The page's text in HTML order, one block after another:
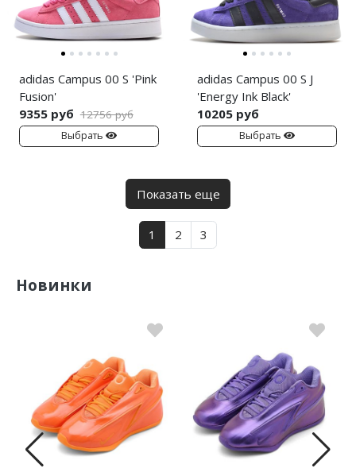
adidas Campus 00 S 'Pink
Fusion'
9355 руб 12756 руб
Выбрать
adidas Campus 00 S J
'Energy Ink Black'
10205 руб
Выбрать
Показать еще
1 2 3
Новинки